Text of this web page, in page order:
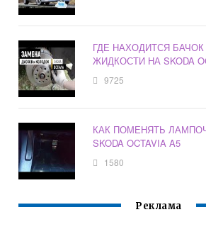
ГДЕ НАХОДИТСЯ
ЖИДКОСТИ НА SKODA
9725
КАК ПОМЕНЯТЬ
SKODA OCTAVIA A5
1580
Реклама